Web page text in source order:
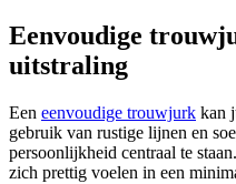
Eenvoudige
uitstraling
Een eenvoudige trouwjurk kan
gebruik van rustige lijnen en
persoonlijkheid centraal te
zich prettig voelen in een